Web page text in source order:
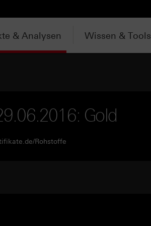
& Analysen Wissen & Tools
Gold
Rohstoffe